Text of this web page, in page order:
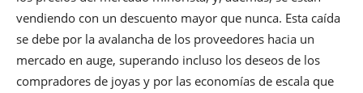
vendiendo con un descuento mayor que nunca. Esta caída
se debe por la avalancha de los proveedores hacia un
mercado en auge, superando incluso los deseos de los
compradores de joyas y por las economías de escala que